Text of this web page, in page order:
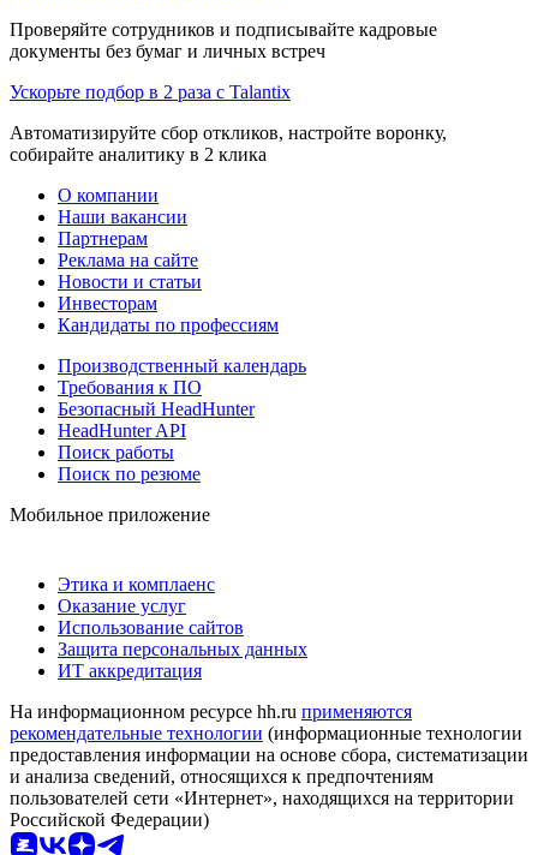
Проверяйте сотрудников и подписывайте кадровые
документы без бумаг и личных встреч
Ускорьте подбор в 2 раза с Talantix
Автоматизируйте сбор откликов, настройте воронку,
собирайте аналитику в 2 клика
О компании
Наши вакансии
Партнерам
Реклама на сайте
Новости и статьи
Инвесторам
Кандидаты по профессиям
Производственный календарь
Требования к ПО
Безопасный HeadHunter
HeadHunter API
Поиск работы
Поиск по резюме
Мобильное приложение
Этика и комплаенс
Оказание услуг
Использование сайтов
Защита персональных данных
ИТ аккредитация
На информационном ресурсе hh.ru применяются
рекомендательные технологии (информационные технологии
предоставления информации на основе сбора, систематизации
и анализа сведений, относящихся к предпочтениям
пользователей сети «Интернет», находящихся на территории
Российской Федерации)